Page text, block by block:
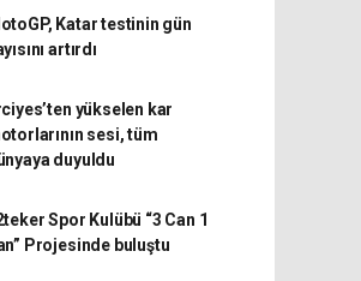
Katar testinin gün
artırdı
yükselen kar
sesi, tüm
duyuldu
Spor Kulübü “3 Can 1
Projesinde buluştu